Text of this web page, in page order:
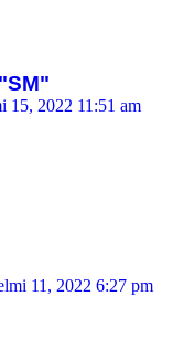
15, 2022 11:51 am
11, 2022 6:27 pm